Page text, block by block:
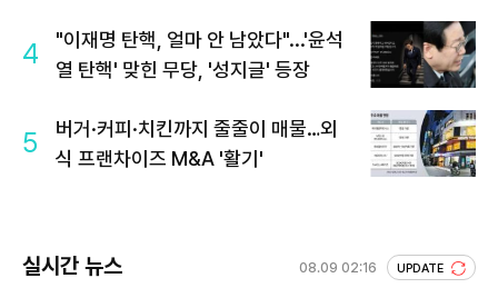
4
"이재명 탄핵, 얼마 안 남았다"...'윤석
열 탄핵' 맞힌 무당, '성지글' 등장
5
버거·커피·치킨까지 줄줄이 매물…외
식 프랜차이즈 M&A '활기'
실시간 뉴스 08.09 02:16 UPDATE